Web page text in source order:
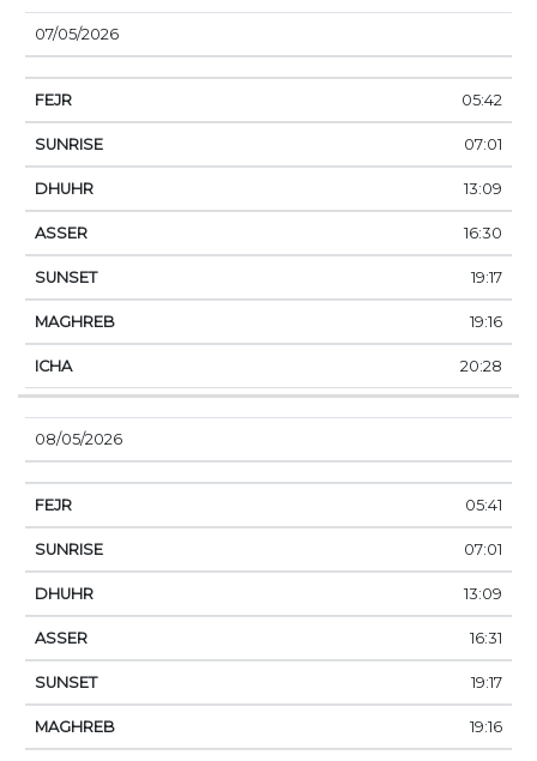
07/05/2026
05:42
07:01
13:09
16:30
19:17
19:16
20:28
08/05/2026
05:41
07:01
13:09
16:31
19:17
19:16